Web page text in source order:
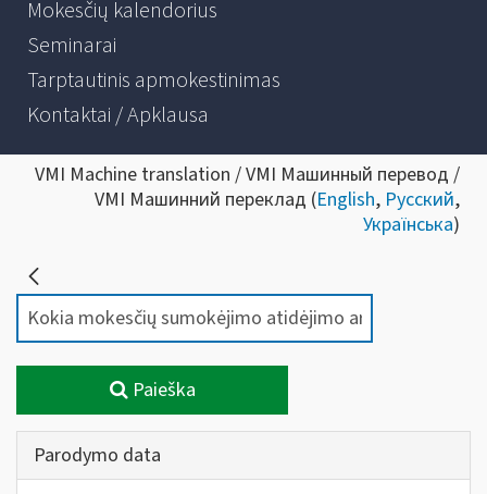
Mokesčių kalendorius
Seminarai
Tarptautinis apmokestinimas
Kontaktai / Apklausa
VMI Machine translation / VMI Машинный перевод /
VMI Машинний переклад (English, Русский,
Українська)
Paieška
Parodymo data